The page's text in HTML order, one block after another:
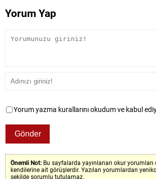
Yorum Yap
Yorum yazma kurallarını okudum ve kabul
Önemli Not: Bu sayfalarda yayınlanan okur yorumları
kendilerine ait görüşlerdir. Yazılan yorumlardan
şekilde sorumlu tutulamaz.